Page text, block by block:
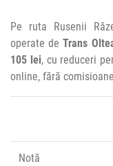
Pe ruta Rusenii
operate deTrans
105 lei, cu reduceri
online, fără
Notă